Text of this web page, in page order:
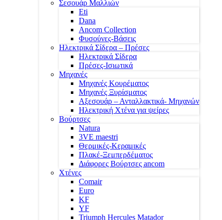
Σεσουάρ Μαλλιών
Eti
Dana
Ancom Collection
Φυσούνες-Βάσεις
Ηλεκτρικά Σίδερα – Πρέσες
Ηλεκτρικά Σίδερα
Πρέσες-Ισιωτικά
Μηχανές
Μηχανές Κουρέματος
Μηχανές Ξυρίσματος
Αξεσουάρ – Ανταλλακτικά- Μηχανών
Ηλεκτρική Χτένα για ψείρες
Βούρτσες
Natura
3VE maestri
Θερμικές-Κεραμικές
Πλακέ-Ξεμπερδέματος
Διάφορες Βούρτσες ancom
Χτένες
Comair
Euro
KF
YF
Triumph Hercules Matador